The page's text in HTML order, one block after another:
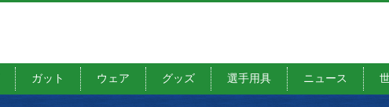
ガット ウェア グッズ 選手用具 ニュース